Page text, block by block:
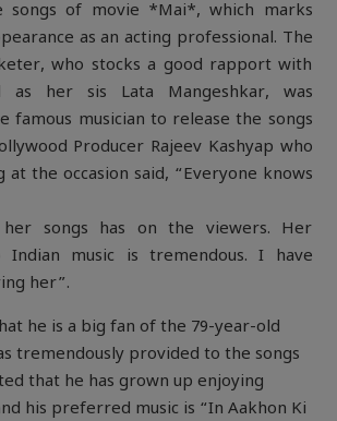
songs of movie *Mai*, which marks
as an acting professional. The
who stocks a good rapport with
as her sis Lata Mangeshkar, was
famous musician to release the songs
Producer Rajeev Kashyap who
at the occasion said, “Everyone knows
songs has on the viewers. Her
Indian music is tremendous. I have
her”.
he is a big fan of the 79-year-old
tremendously provided to the songs
that he has grown up enjoying
his preferred music is “In Aakhon Ki